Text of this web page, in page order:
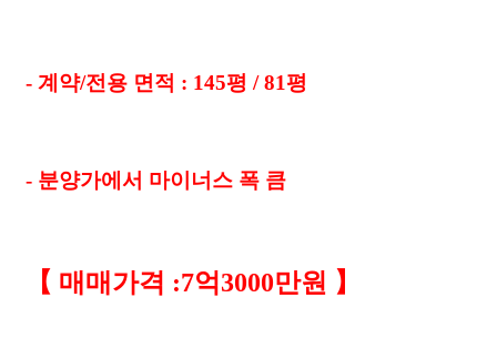
- 계약/전용 면적 : 145평 / 81평
- 분양가에서 마이너스 폭 큼
【 매매가격 :7억3000만원 】